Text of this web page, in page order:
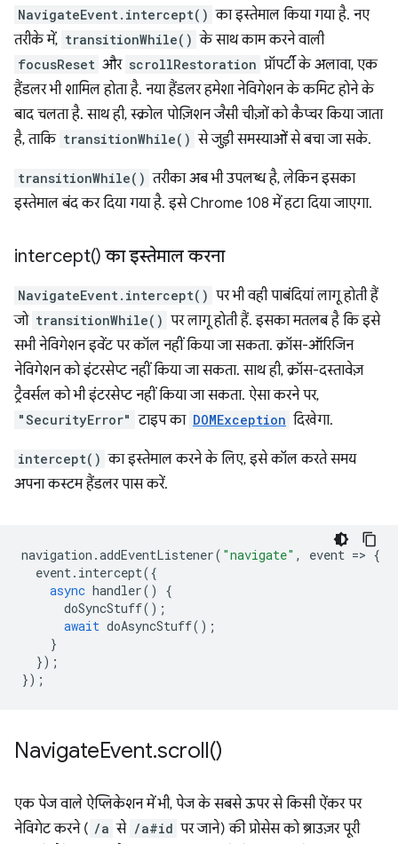
NavigateEvent.intercept() का इस्तेमाल किया गया है. नए
तरीके में, transitionWhile() के साथ काम करने वाली
focusReset और scrollRestoration प्रॉपर्टी के अलावा, एक
हैंडलर भी शामिल होता है. नया हैंडलर हमेशा नेविगेशन के कमिट होने के
बाद चलता है. साथ ही, स्क्रोल पोज़िशन जैसी चीज़ों को कैप्चर किया जाता
है, ताकि transitionWhile() से जुड़ी समस्याओं से बचा जा सके.
transitionWhile() तरीका अब भी उपलब्ध है, लेकिन इसका
इस्तेमाल बंद कर दिया गया है. इसे Chrome 108 में हटा दिया जाएगा.
intercept() का इस्तेमाल करना
NavigateEvent.intercept() पर भी वही पाबंदियां लागू होती हैं
जो transitionWhile() पर लागू होती हैं. इसका मतलब है कि इसे
सभी नेविगेशन इवेंट पर कॉल नहीं किया जा सकता. क्रॉस-ऑरिजिन
नेविगेशन को इंटरसेप्ट नहीं किया जा सकता. साथ ही, क्रॉस-दस्तावेज़
ट्रैवर्सल को भी इंटरसेप्ट नहीं किया जा सकता. ऐसा करने पर,
"SecurityError" टाइप का DOMException दिखेगा.
intercept() का इस्तेमाल करने के लिए, इसे कॉल करते समय
अपना कस्टम हैंडलर पास करें.
navigation .addEventListener( "navigate" , event => {
event. intercept({
async handler()
{
doSyncStuff();
await doAsyncStuff();
}
});
});
NavigateEvent.scroll()
एक पेज वाले ऐप्लिकेशन में भी, पेज के सबसे ऊपर से किसी ऐंकर पर
नेविगेट करने ( /a से /a#id पर जाने) की प्रोसेस को ब्राउज़र पूरी